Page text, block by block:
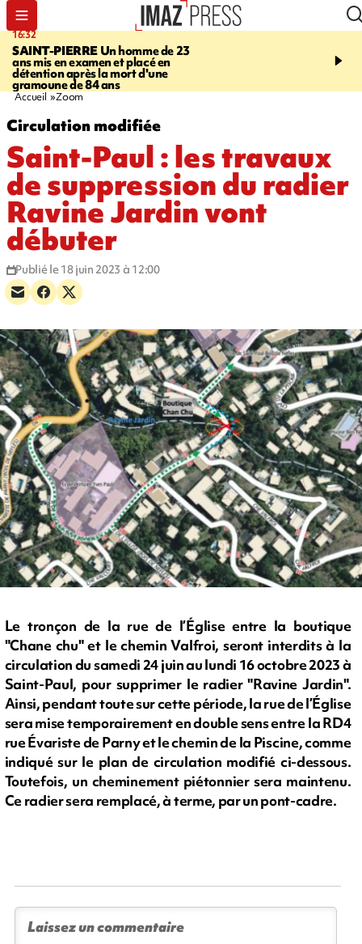
16:32
SAINT-PIERREUn homme de 23
ans mis en examen et placé en
détention après la mort d'une
gramoune de 84 ans
21:08
et Turquie scellent un
Accueil Zoom
Circulation modifiée
Saint-Paul : les travaux
de suppression du radier
Ravine Jardin vont
débuter
Publié le 18 juin 2023 à 12:00
Le tronçon de la rue de l’Église entre la boutique
"Chane chu" et le chemin Valfroi, seront interdits à la
circulation du samedi 24 juin au lundi 16 octobre 2023 à
Saint-Paul, pour supprimer le radier "Ravine Jardin".
Ainsi, pendant toute sur cette période, la rue de l’Église
sera mise temporairement en double sens entre la RD4
rue Évariste de Parny et le chemin de la Piscine, comme
indiqué sur le plan de circulation modifié ci-dessous.
Toutefois, un cheminement piétonnier sera maintenu.
Ce radier sera remplacé, à terme, par un pont-cadre.